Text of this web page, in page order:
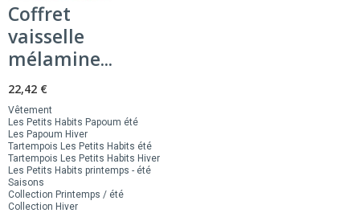
Coffret
vaisselle
mélamine...
22,42 €
Vêtement
Les Petits Habits Papoum été
Les Papoum Hiver
Tartempois Les Petits Habits été
Tartempois Les Petits Habits Hiver
Les Petits Habits printemps - été
Saisons
Collection Printemps / été
Collection Hiver